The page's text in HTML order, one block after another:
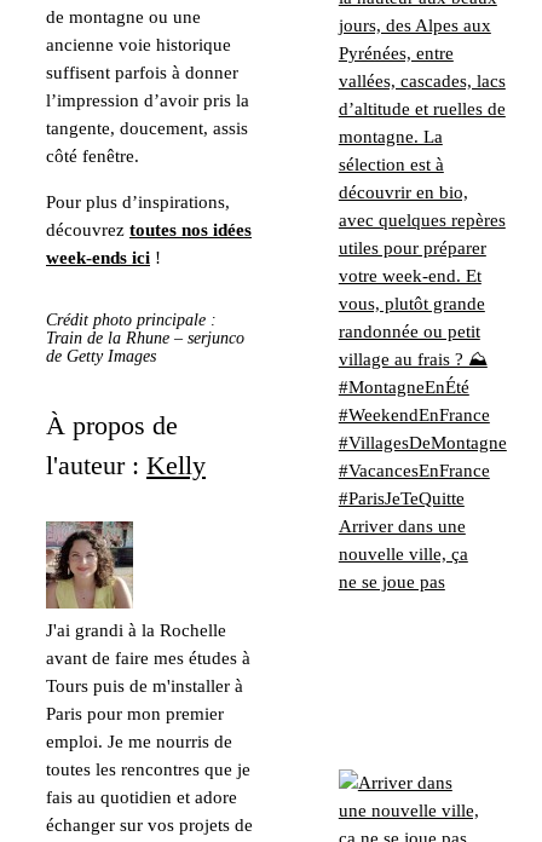
de montagne ou une
ancienne voie historique
suffisent parfois à donner
l’impression d’avoir pris la
tangente, doucement, assis
côté fenêtre.
Pour plus d’inspirations,
découvrez toutes nos idées
week-ends ici !
Crédit photo principale :
Train de la Rhune – serjunco
de Getty Images
À propos de
l'auteur : Kelly
J'ai grandi à la Rochelle
avant de faire mes études à
Tours puis de m'installer à
Paris pour mon premier
emploi. Je me nourris de
toutes les rencontres que je
fais au quotidien et adore
échanger sur vos projets de
Arriver dans une
nouvelle ville, ça
ne se joue pas